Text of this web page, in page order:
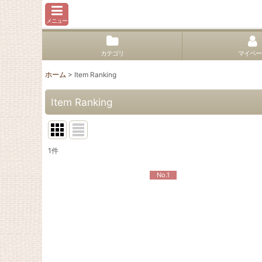
メニュー
カテゴリ マイペ
ホーム > Item Ranking
Item Ranking
1件
No.1